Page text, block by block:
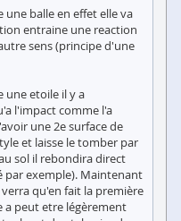
balle en effet elle va
entraine une reaction
sens (principe d'une
une etoile il y a
l'impact comme l'a
une 2e surface de
et laisse le tomber par
sol il rebondira direct
exemple). Maintenant
qu'en fait la première
a peut etre légèrement